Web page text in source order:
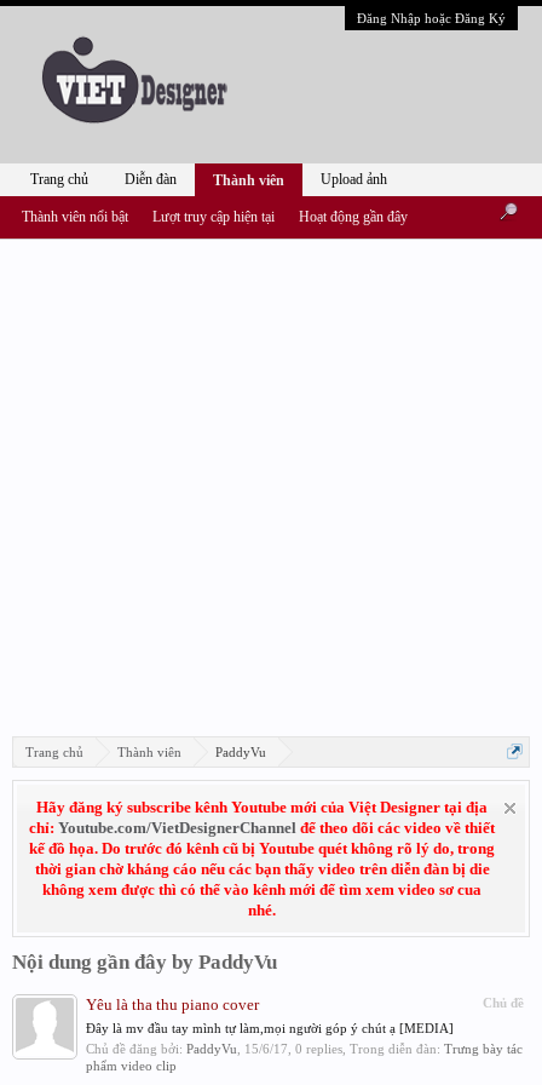
Đăng Nhập hoặc Đăng Ký
Trang chủ Thành viên PaddyVu
Hãy đăng ký subscribe kênh Youtube mới của Việt Designer tại địa
chỉ: Youtube.com/VietDesignerChannel để theo dõi các video về thiết
kế đồ họa. Do trước đó kênh cũ bị Youtube quét không rõ lý do, trong
thời gian chờ kháng cáo nếu các bạn thấy video trên diễn đàn bị die
không xem được thì có thể vào kênh mới để tìm xem video sơ cua
nhé.
Nội dung gần đây by PaddyVu
Chủ đề
Yêu là tha thu piano cover
Đây là mv đầu tay mình tự làm,mọi người góp ý chút ạ [MEDIA]
Chủ đề đăng bởi: PaddyVu 15/6/17 , 0 replies, Trong diễn đàn: Trưng bày tác
phẩm video clip
Trang chủ Diễn đàn Thành viên
Thành viên nổi bật Lượt truy cập hiện tại Hoạt động gần đây
Upload ảnh